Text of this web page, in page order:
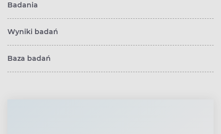
Badania
Wyniki badań
Baza badań